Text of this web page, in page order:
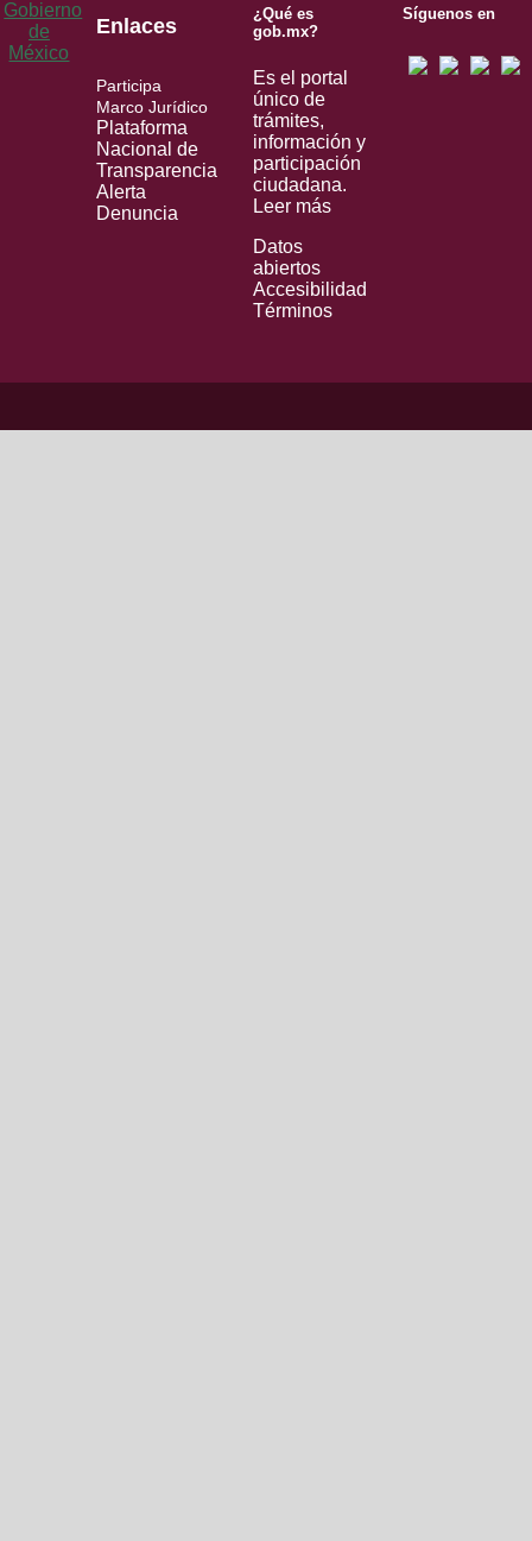
Enlaces
Participa
Marco Jurídico
Plataforma
Nacional de
Transparencia
Alerta
Denuncia
¿Qué es
gob.mx?
Es el portal
único de
trámites,
información y
participación
ciudadana.
Leer más
Datos
abiertos
Accesibilidad
Términos
Síguenos en